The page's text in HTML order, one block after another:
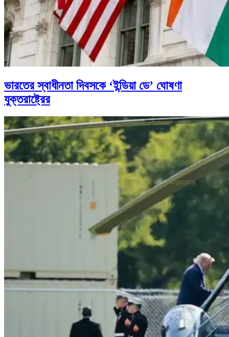
ভারতের স্বাধীনতা দিবসকে ‘ইন্ডিয়া ডে’ ঘোষণা
যুক্তরাষ্ট্রের